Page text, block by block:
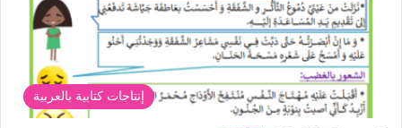
إنتاجات كتابية بالعربية